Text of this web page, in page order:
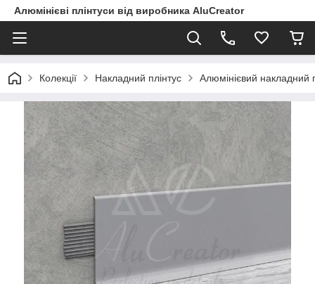
Алюмінієві плінтуси від виробника AluCreator
Колекції Накладний плінтус Алюмінієвий накладний